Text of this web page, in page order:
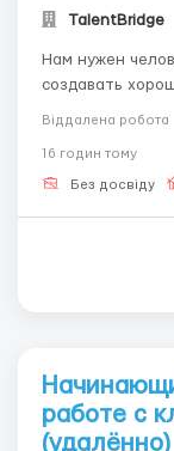
TalentBridge
Нам нужен
создавать
возникающими
Віддалена робота
16 годин тому
Без досвіду
работе с
(удалённо)